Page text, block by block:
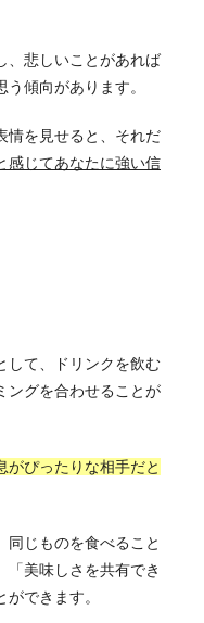
、悲しいことがあれば
傾向があります。
情を見せると、それだ
感じてあなたに強い信
して、ドリンクを飲む
ングを合わせることが
がぴったりな相手だと
同じものを食べること
「美味しさを共有でき
できます。